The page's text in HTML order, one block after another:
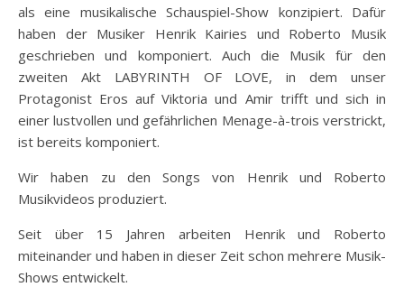
als eine musikalische Schauspiel-Show konzipiert. Dafür
haben der Musiker Henrik Kairies und Roberto Musik
geschrieben und komponiert. Auch die Musik für den
zweiten Akt LABYRINTH OF LOVE, in dem unser
Protagonist Eros auf Viktoria und Amir trifft und sich in
einer lustvollen und gefährlichen Menage-à-trois verstrickt,
ist bereits komponiert.
Wir haben zu den Songs von Henrik und Roberto
Musikvideos produziert.
Seit über 15 Jahren arbeiten Henrik und Roberto
miteinander und haben in dieser Zeit schon mehrere Musik-
Shows entwickelt.